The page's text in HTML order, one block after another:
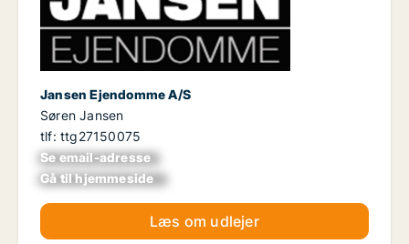
Jansen Ejendomme A/S
Søren Jansen
tlf: ttg27150075
Se email-adresse
xxxxxxxxxxxxxxxx
Gå til hjemmeside
xxxxxxxxxxxxxxxxx
Læs om udlejer